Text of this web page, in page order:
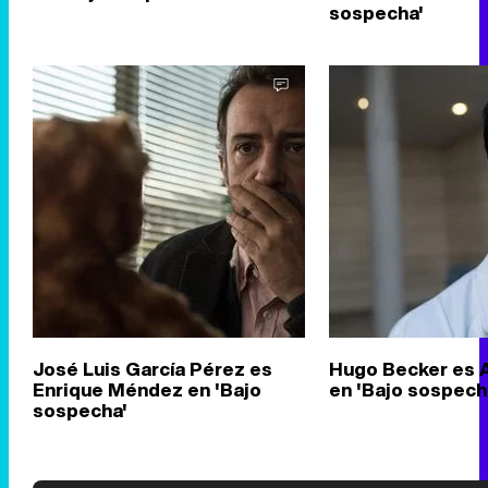
sospecha'
José Luis García Pérez es
Enrique Méndez en 'Bajo
sospecha'
Hugo Becker es
en 'Bajo